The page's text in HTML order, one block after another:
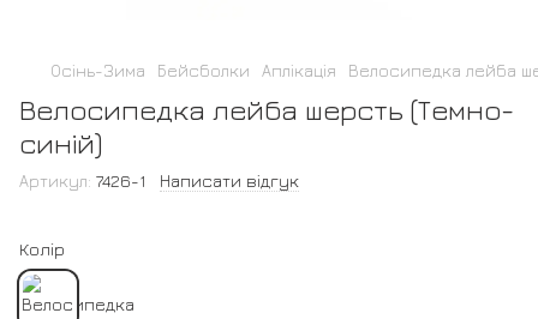
Осінь-Зима Бейсболки Аплікація Велосипедка лейба
Велосипедка лейба шерсть (Темно-
синій)
Артикул: 7426-1 Написати відгук
Колір